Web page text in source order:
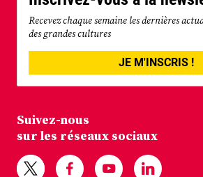
Recevez chaque semaine les dernières
des grandes cultures
JE M'INSCRIS !
Suivez-nous
sur les réseaux sociaux